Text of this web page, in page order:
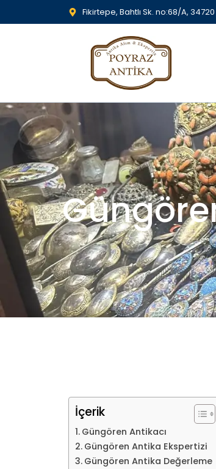
Fikirtepe, Bahtlı Sk. no:68/A,
İçerik
Güngören Antikacı
Güngören Antika Ekspertizi
Güngören Antika Değerleme